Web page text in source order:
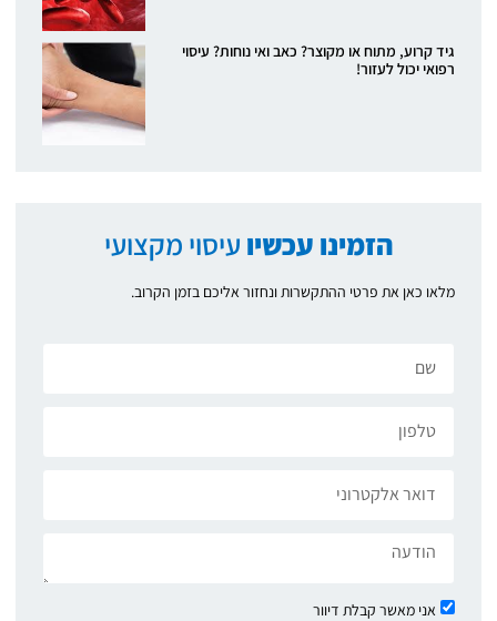
גיד קרוע, מתוח או מקוצר? כאב ואי נוחות? עיסוי
רפואי יכול לעזור!
הזמינו עכשיו עיסוי מקצועי
מלאו כאן את פרטי ההתקשרות ונחזור אליכם בזמן הקרוב.
אני מאשר קבלת דיוור